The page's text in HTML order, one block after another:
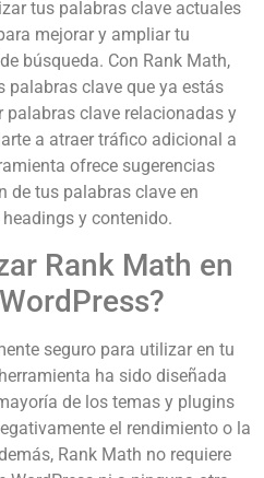
tus palabras clave actuales
mejorar y ampliar tu
búsqueda. Con Rank Math,
palabras clave que ya estás
clave relacionadas y
a atraer tráfico adicional a
ofrece sugerencias
de tus palabras clave en
y contenido.
Rank Math en
seguro para utilizar en tu
ha sido diseñada
de los temas y plugins
el rendimiento o la
Rank Math no requiere